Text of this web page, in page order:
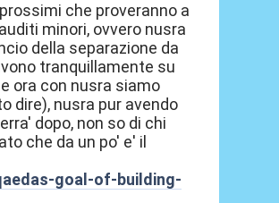
che proveranno a
minori, ovvero nusra
della separazione da
tranquillamente su
ora con nusra siamo
dire), nusra pur avendo
dopo, non so di chi
che da un po' e' il
goal-of-building-